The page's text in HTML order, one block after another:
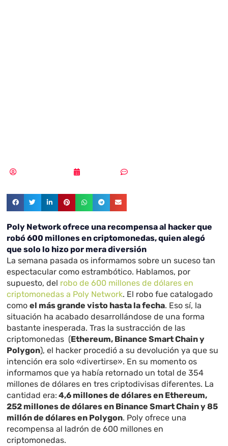
Poly Network ofrece una recompensa al hacker que
robó 600 millones en criptomonedas, quien alegó
que solo lo hizo por mera diversión
La semana pasada os informamos sobre un suceso tan
espectacular como estrambótico. Hablamos, por
supuesto, del robo de 600 millones de dólares en
criptomonedas a Poly Network. El robo fue catalogado
comoel más grande visto hasta la fecha. Eso sí, la
situación ha acabado desarrollándose de una forma
bastante inesperada. Tras la sustracción de las
criptomonedas (Ethereum, Binance Smart Chain y
Polygon), el hacker procedió a su devolución ya que su
intención era solo «divertirse». En su momento os
informamos que ya había retornado un total de 354
millones de dólares en tres criptodivisas diferentes. La
cantidad era: 4,6 millones de dólares en Ethereum,
252 millones de dólares en Binance Smart Chain y 85
millón de dólares en Polygon. Poly ofrece una
recompensa al ladrón de 600 millones en
criptomonedas.